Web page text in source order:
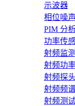
示波器
相位噪
PIM 分
功率传
射频监
射频功
射频探
射频频
射频测